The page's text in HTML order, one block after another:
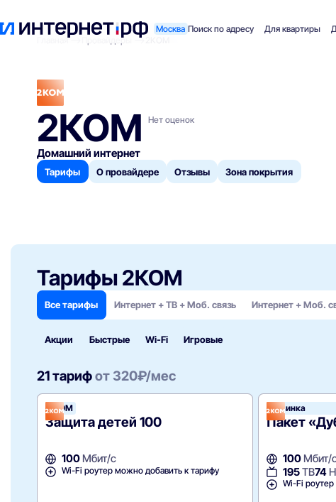
Москва Поиск по адресу Для квартиры
Главная Провайдеры
2КОМ
Домашний интернет
Нет оценок
Тарифы О провайдере Отзывы Зона покрытия
Тарифы 2КОМ
Все тарифы Интернет + ТВ + Моб. связь Интернет + Моб.
Акции Быстрые Wi‑Fi Игровые
21 тарифот320₽/мес
2КОМ
Защита детей 100
100Мбит/с
Wi-Fi роутер можно добавить к тарифу
Новинка
Пакет
100Мбит/
195ТВ74
Wi-Fi